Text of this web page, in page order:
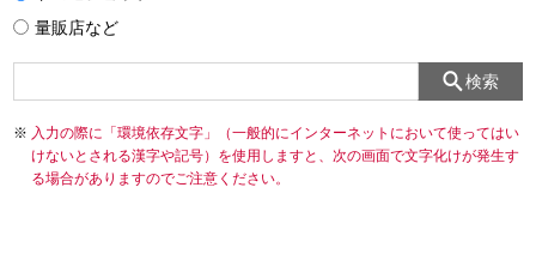
量販店など
検索
入力の際に「環境依存文字」（一般的にインターネットにおいて使ってはい
けないとされる漢字や記号）を使用しますと、次の画面で文字化けが発生す
る場合がありますのでご注意ください。